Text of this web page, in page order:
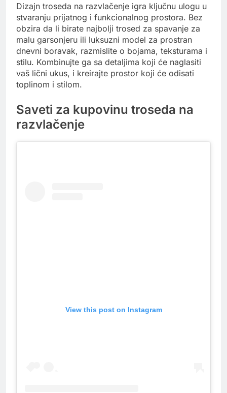
Dizajn troseda na razvlačenje igra ključnu ulogu u
stvaranju prijatnog i funkcionalnog prostora. Bez
obzira da li birate najbolji trosed za spavanje za
malu garsonjeru ili luksuzni model za prostran
dnevni boravak, razmislite o bojama, teksturama i
stilu. Kombinujte ga sa detaljima koji će naglasiti
vaš lični ukus, i kreirajte prostor koji će odisati
toplinom i stilom.
Saveti za kupovinu troseda na
razvlačenje
View this post on Instagram